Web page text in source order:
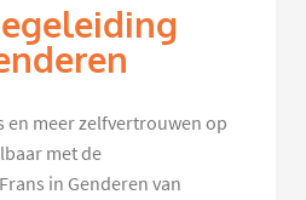
meer zelfvertrouwen op
met de
in Genderen van